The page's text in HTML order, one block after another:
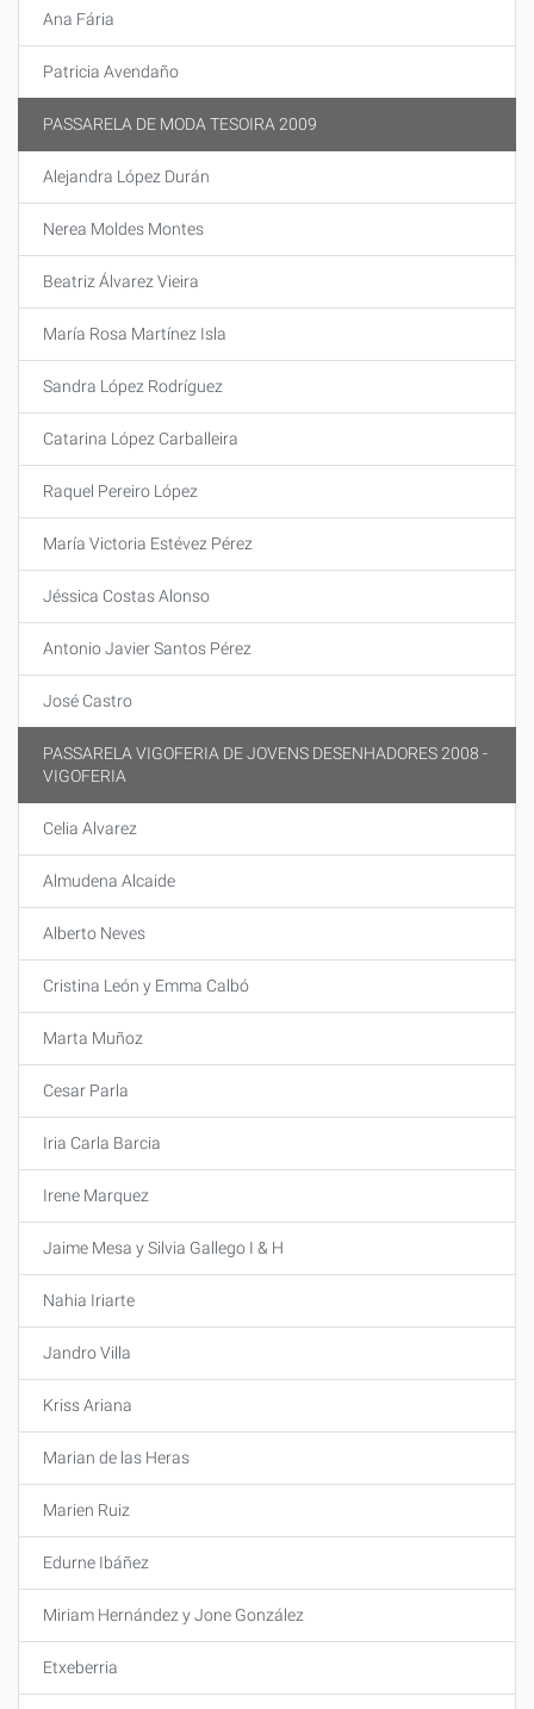
Ana Fária
Patricia Avendaño
PASSARELA DE MODA TESOIRA 2009
Alejandra López Durán
Nerea Moldes Montes
Beatriz Álvarez Vieira
María Rosa Martínez Isla
Sandra López Rodríguez
Catarina López Carballeira
Raquel Pereiro López
María Victoria Estévez Pérez
Jéssica Costas Alonso
Antonio Javier Santos Pérez
José Castro
PASSARELA VIGOFERIA DE JOVENS DESENHADORES 2008 -
VIGOFERIA
Celia Alvarez
Almudena Alcaide
Alberto Neves
Cristina León y Emma Calbó
Marta Muñoz
Cesar Parla
Iria Carla Barcia
Irene Marquez
Jaime Mesa y Silvia Gallego I & H
Nahia Iriarte
Jandro Villa
Kriss Ariana
Marian de las Heras
Marien Ruiz
Edurne Ibáñez
Miriam Hernández y Jone González
Etxeberria